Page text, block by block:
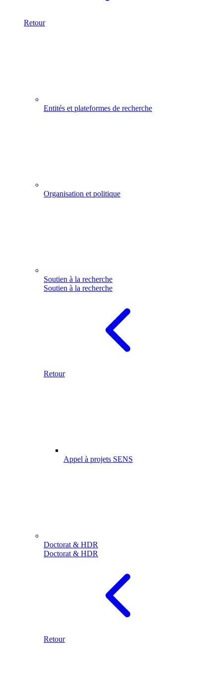
Retour
Entités et plateformes de recherche
Organisation et politique
Soutien à la recherche
Soutien à la recherche
Retour
Appel à projets SENS
Doctorat & HDR
Doctorat & HDR
Retour